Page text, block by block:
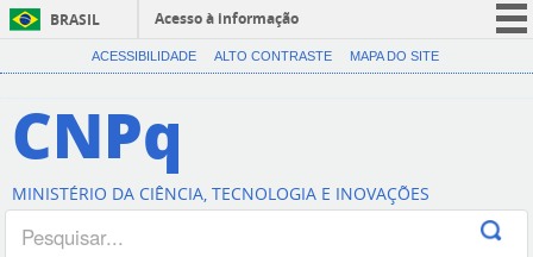
BRASIL
Acesso à informação
CORONAVÍRUS (COVID-19)
Canais
ACESSIBILIDADE ALTO CONTRASTE MAPA DO SITE
CNPq
MINISTÉRIO DA CIÊNCIA, TECNOLOGIA E INOVAÇÕES